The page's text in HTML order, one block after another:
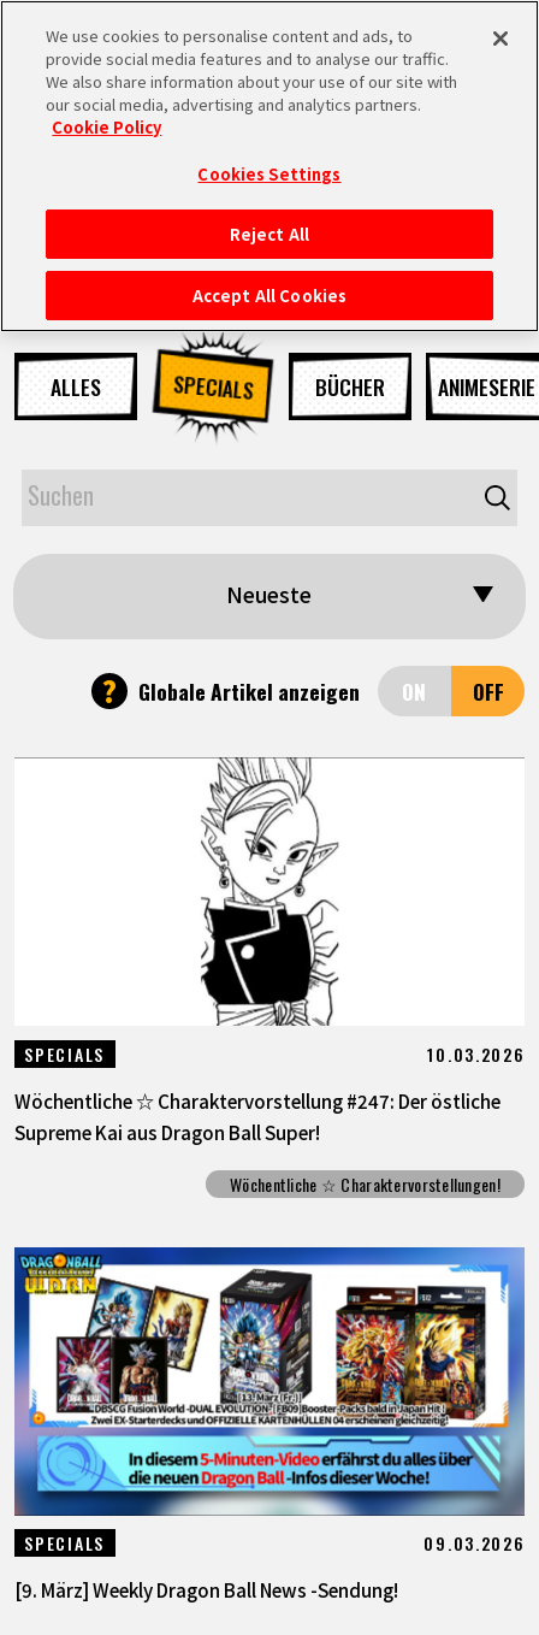
MEN
STARTSEITE
NEUES
HIGHLIGHTS
VIDEOS
SPECIALS
FR DE
NEUES
ALLES SPECIALS BÜCHER ANIMESERIE
Neueste
? Globale Artikel anzeigen
SPECIALS 10.03.2026
Wöchentliche ☆ Charaktervorstellung #247: Der östliche
Supreme Kai aus Dragon Ball Super!
Wöchentliche ☆ Charaktervorstellungen!
SPECIALS 09.03.2026
[9. März] Weekly Dragon Ball News -Sendung!
We use cookies to personalise content and ads, to
provide social media features and to analyse our traffic.
We also share information about your use of our site with
our social media, advertising and analytics partners.
Cookie Policy
Cookies Settings
Reject All
Accept All Cookies